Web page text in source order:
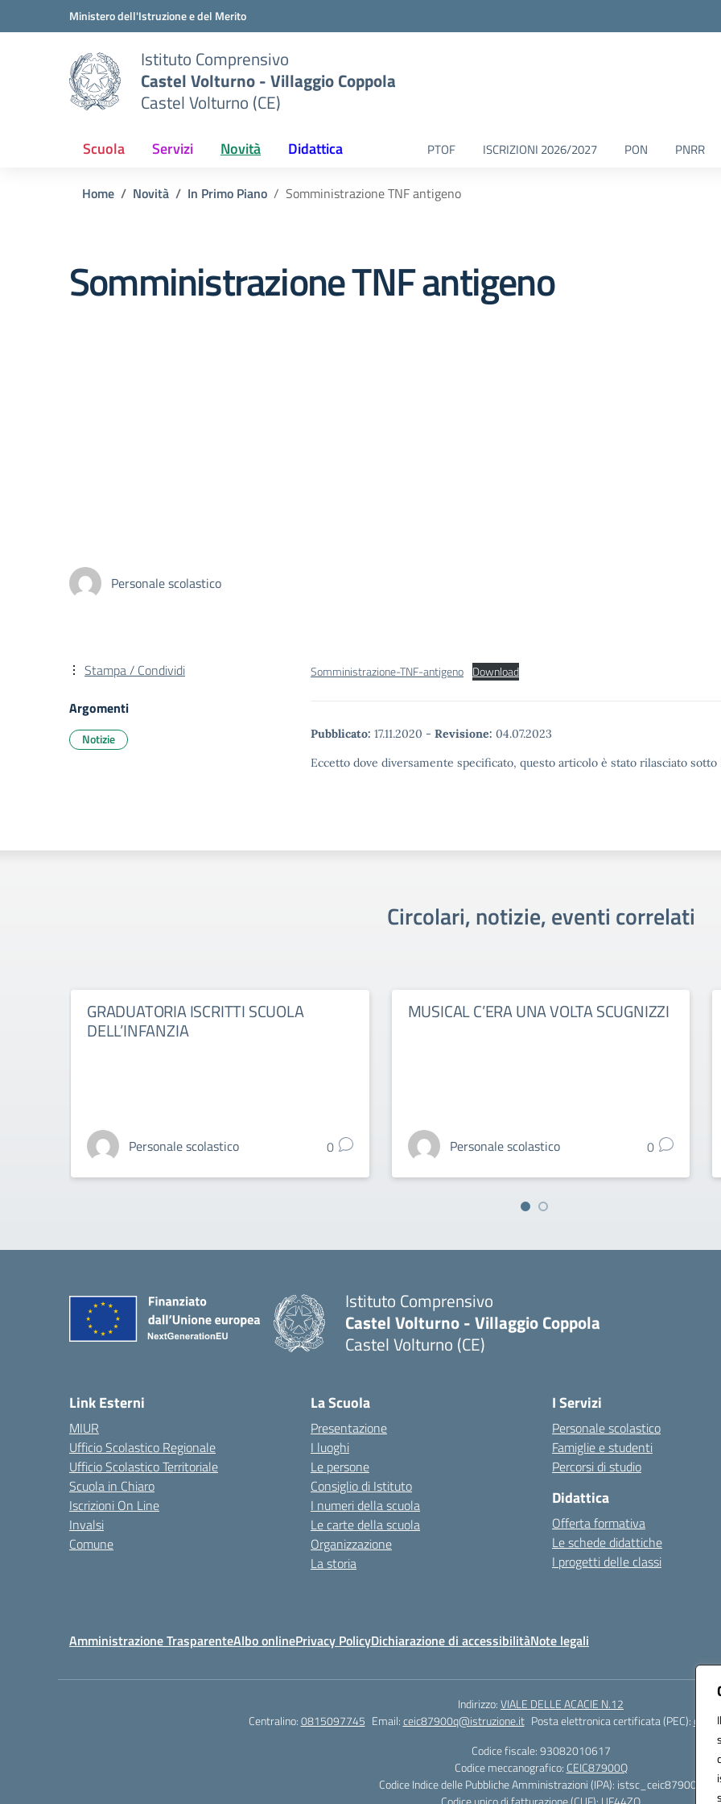
Vai ai contenuti
Vai al menu di navigazioneMinistero dell'Istruzione e del Merito
Istituto Comprensivo
Castel Volturno - Villaggio Coppola
Castel Volturno (CE)
Scuola Servizi Novità Didattica PTOF ISCRIZIONI 2026/2027 PON PNRR
Home Novità In Primo Piano Somministrazione TNF antigeno
Somministrazione TNF antigeno
Personale scolastico
Somministrazione-TNF-antigeno Download
Pubblicato: 17.11.2020 - Revisione: 04.07.2023
Eccetto dove diversamente specificato, questo articolo è stato rilasciato
Stampa / Condividi
Argomenti
Notizie
Circolari, notizie, eventi correlati
GRADUATORIA ISCRITTI SCUOLA
DELL’INFANZIA
Personale scolastico 0
MUSICAL C’ERA UNA VOLTA SCUGNIZZI
Personale scolastico 0
Istituto Comprensivo
Castel Volturno - Villaggio Coppola
Castel Volturno (CE)
Link Esterni
MIUR
Ufficio Scolastico Regionale
Ufficio Scolastico Territoriale
Scuola in Chiaro
Iscrizioni On Line
Invalsi
Comune
La Scuola
Presentazione
I luoghi
Le persone
Consiglio di Istituto
I numeri della scuola
Le carte della scuola
Organizzazione
La storia
I Servizi
Personale scolastico
Famiglie e studenti
Percorsi di studio
Didattica
Offerta formativa
Le schede didattiche
I progetti delle classi
Amministrazione TrasparenteAlbo onlinePrivacy PolicyDichiarazione di accessibilitàNote legali
Indirizzo:VIALE DELLE ACACIE N.12
Centralino:0815097745 Email:ceic87900q@istruzione.it Posta elettronica certificata (PEC):
Codice fiscale: 93082010617
Codice meccanografico: CEIC87900Q
Codice Indice delle Pubbliche Amministrazioni (IPA): istsc_ceic87900q